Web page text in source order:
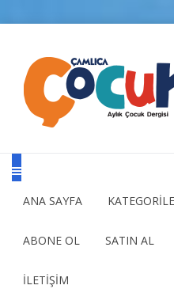
ANA SAYFA
ABONE OL SATIN AL
İLETİŞİM